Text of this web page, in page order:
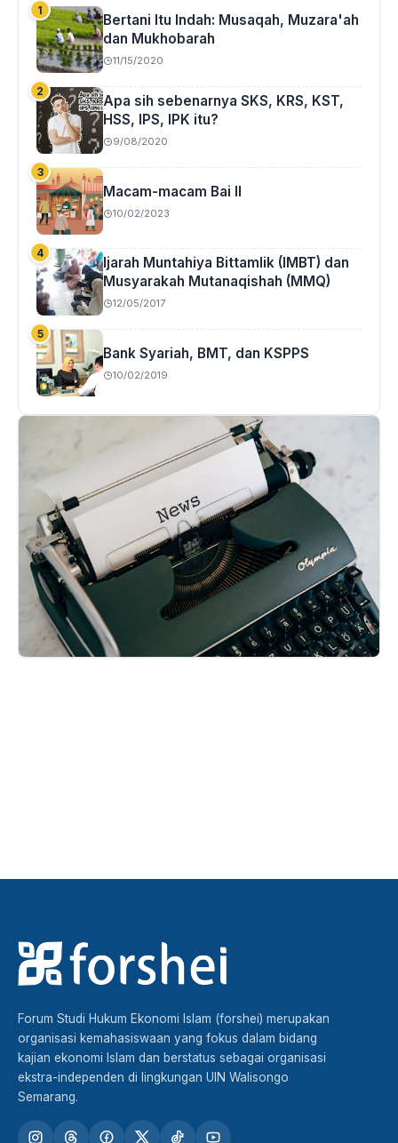
Bertani Itu Indah: Musaqah, Muzara'ah
dan Mukhobarah
11/15/2020
Apa sih sebenarnya SKS, KRS, KST,
HSS, IPS, IPK itu?
9/08/2020
Macam-macam Bai II
10/02/2023
Ijarah Muntahiya Bittamlik (IMBT) dan
Musyarakah Mutanaqishah (MMQ)
12/05/2017
Bank Syariah, BMT, dan KSPPS
10/02/2019
Forum Studi Hukum Ekonomi Islam (forshei) merupakan
organisasi kemahasiswaan yang fokus dalam bidang
kajian ekonomi Islam dan berstatus sebagai organisasi
ekstra-independen di lingkungan UIN Walisongo
Semarang.